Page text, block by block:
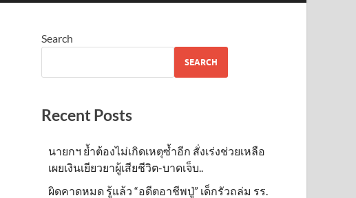
Search
SEARCH
Recent Posts
นายกฯ ย้ำต้องไม่เกิดเหตุซ้ำอีก สั่งเร่งช่วยเหลือ
เผยเงินเยียวยาผู้เสียชีวิต-บาดเจ็บ..
ผิดคาดหมด รู้แล้ว “อดีตอาชีพปู่” เด็กรัวถล่ม รร.